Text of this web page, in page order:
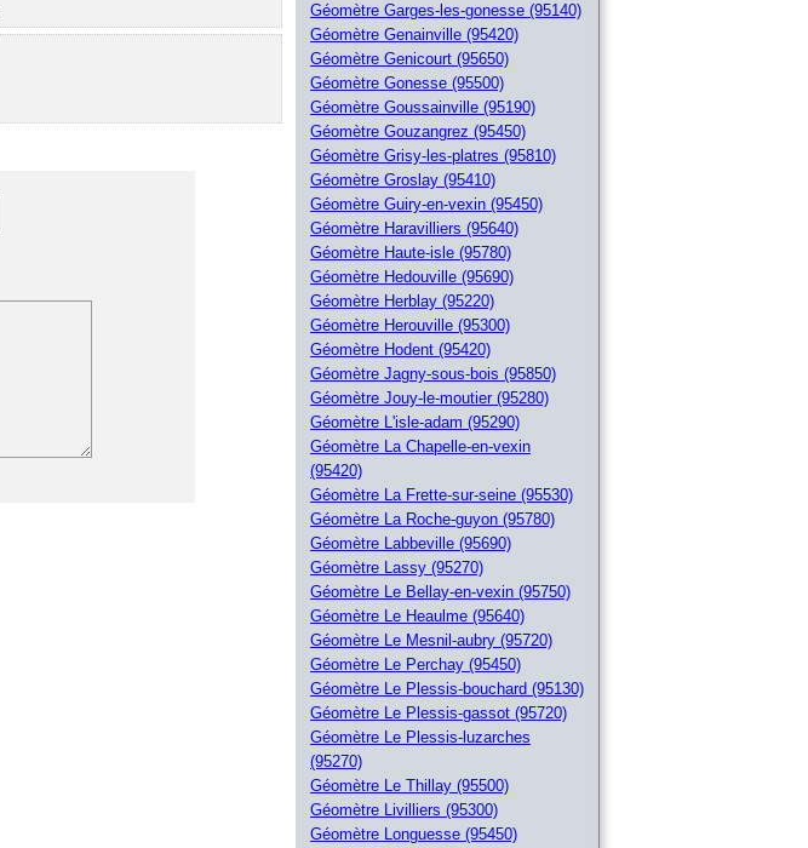
Géomètre Garges-les-gonesse (95140)
Géomètre Genainville (95420)
Géomètre Genicourt (95650)
Géomètre Gonesse (95500)
Géomètre Goussainville (95190)
Géomètre Gouzangrez (95450)
Géomètre Grisy-les-platres (95810)
Géomètre Groslay (95410)
Géomètre Guiry-en-vexin (95450)
Géomètre Haravilliers (95640)
Géomètre Haute-isle (95780)
Géomètre Hedouville (95690)
Géomètre Herblay (95220)
Géomètre Herouville (95300)
Géomètre Hodent (95420)
Géomètre Jagny-sous-bois (95850)
Géomètre Jouy-le-moutier (95280)
Géomètre L'isle-adam (95290)
Géomètre La Chapelle-en-vexin
(95420)
Géomètre La Frette-sur-seine (95530)
Géomètre La Roche-guyon (95780)
Géomètre Labbeville (95690)
Géomètre Lassy (95270)
Géomètre Le Bellay-en-vexin (95750)
Géomètre Le Heaulme (95640)
Géomètre Le Mesnil-aubry (95720)
Géomètre Le Perchay (95450)
Géomètre Le Plessis-bouchard (95130)
Géomètre Le Plessis-gassot (95720)
Géomètre Le Plessis-luzarches
(95270)
Géomètre Le Thillay (95500)
Géomètre Livilliers (95300)
Géomètre Longuesse (95450)